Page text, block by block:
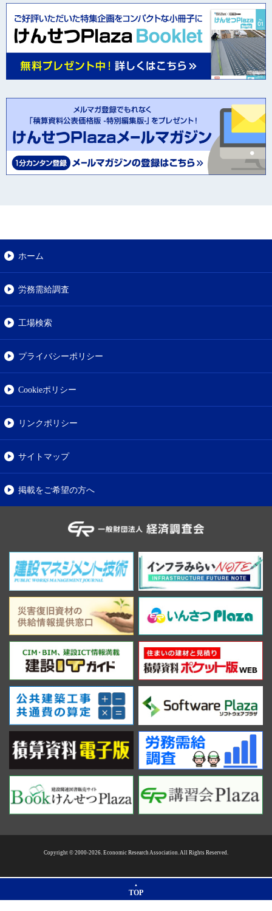
ホーム
労務需給調査
工場検索
プライバシーポリシー
Cookieポリシー
リンクポリシー
サイトマップ
掲載をご希望の方へ
Copyright © 2000-2026. Economic Research Association. All Rights Reserved.
TOP